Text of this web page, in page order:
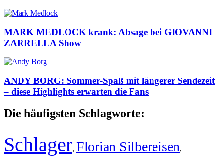
MARK MEDLOCK krank: Absage bei GIOVANNI
ZARRELLA Show
ANDY BORG: Sommer-Spaß mit längerer Sendezeit
– diese Highlights erwarten die Fans
Die häufigsten Schlagworte:
Schlager, Florian Silbereisen,